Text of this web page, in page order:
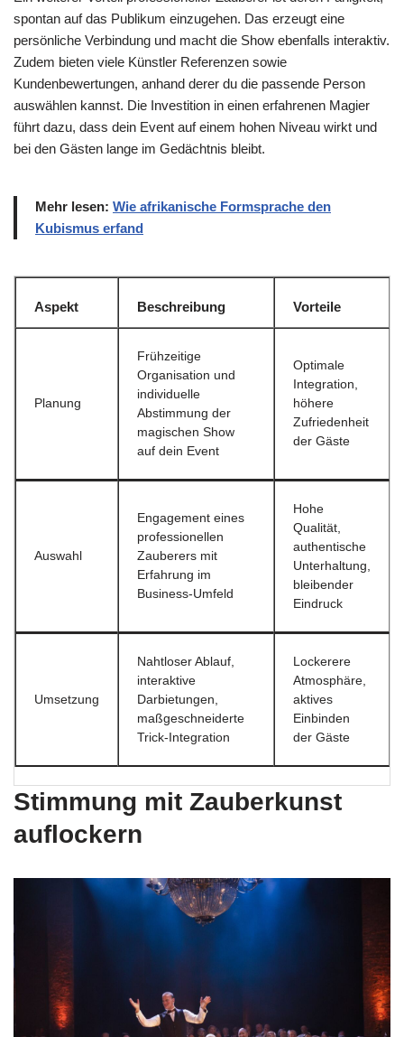
spontan auf das Publikum einzugehen. Das erzeugt eine
persönliche Verbindung und macht die Show ebenfalls interaktiv.
Zudem bieten viele Künstler Referenzen sowie
Kundenbewertungen, anhand derer du die passende Person
auswählen kannst. Die Investition in einen erfahrenen Magier
führt dazu, dass dein Event auf einem hohen Niveau wirkt und
bei den Gästen lange im Gedächtnis bleibt.
Mehr lesen: Wie afrikanische Formsprache den
Kubismus erfand
Aspekt Beschreibung Vorteile
Planung
Frühzeitige
Organisation und
individuelle
Abstimmung der
magischen Show
auf dein Event
Optimale
Integration,
höhere
Zufriedenheit
der Gäste
Auswahl
Engagement eines
professionellen
Zauberers mit
Erfahrung im
Business-Umfeld
Hohe
Qualität,
authentische
Unterhaltung,
bleibender
Eindruck
Umsetzung
Nahtloser Ablauf,
interaktive
Darbietungen,
maßgeschneiderte
Trick-Integration
Lockerere
Atmosphäre,
aktives
Einbinden
der Gäste
Stimmung mit Zauberkunst
auflockern